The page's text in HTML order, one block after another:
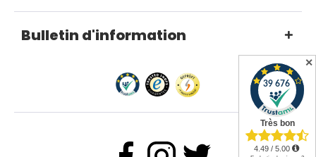
✕
Bulletin d'information